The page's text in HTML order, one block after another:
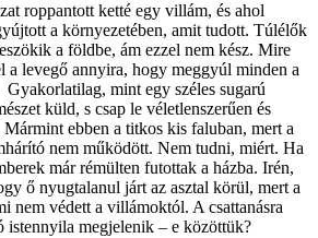
roppantott ketté egy villám, és ahol
a környezetében, amit tudott. Túlélők
a földbe, ám ezzel nem kész. Mire
a levegő annyira, hogy meggyúl minden a
mint egy széles sugarú
küld, s csap le véletlenszerűen és
ebben a titkos kis faluban, mert a
nem működött. Nem tudni, miért. Ha
már rémülten futottak a házba. Irén,
ő nyugtalanul járt az asztal körül, mert a
nem védett a villámoktól. A csattanásra
istennyila megjelenik – e közöttük?